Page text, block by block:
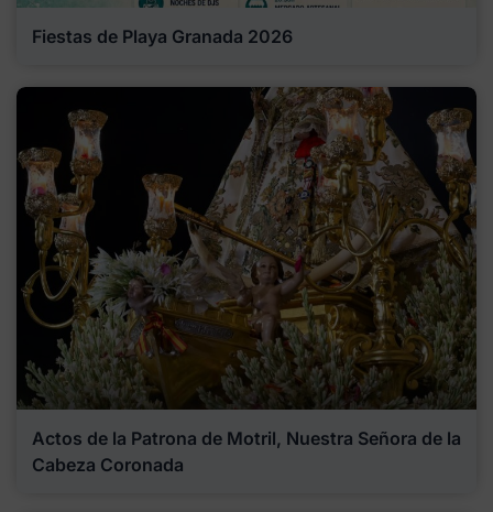
Fiestas de Playa Granada 2026
Actos de la Patrona de Motril, Nuestra Señora de la
Cabeza Coronada